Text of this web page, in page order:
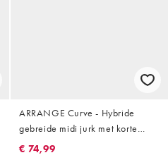
ARRANGE Curve - Hybride
gebreide midi jurk met korte
mouwen in lichtgeel
€ 74,99